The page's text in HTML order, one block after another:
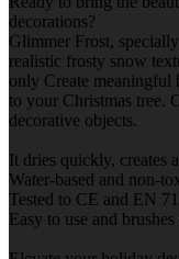
decorations?
Glimmer Frost,
realistic frosty snow
only Create meaningful
to your Christmas tree.
decorative objects.
It dries quickly, creates
Water-based and non-
Tested to CE and EN
Easy to use and